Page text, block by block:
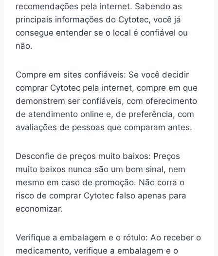
recomendações pela internet. Sabendo as
principais informações do Cytotec, você já
consegue entender se o local é confiável ou
não.
Compre em sites confiáveis: Se você decidir
comprar Cytotec pela internet, compre em que
demonstrem ser confiáveis, com oferecimento
de atendimento online e, de preferência, com
avaliações de pessoas que comparam antes.
Desconfie de preços muito baixos: Preços
muito baixos nunca são um bom sinal, nem
mesmo em caso de promoção. Não corra o
risco de comprar Cytotec falso apenas para
economizar.
Verifique a embalagem e o rótulo: Ao receber o
medicamento, verifique a embalagem e o